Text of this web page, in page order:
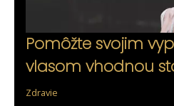
Pomôžte svojim
vlasom vhodnou
Zdravie